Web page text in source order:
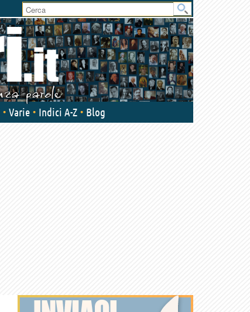
User
area
Varie Indici A-Z Blog